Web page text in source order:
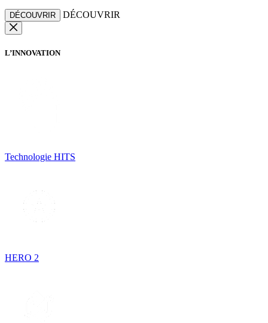
DÉCOUVRIR DÉCOUVRIR
L’INNOVATION
Technologie HITS
HERO 2